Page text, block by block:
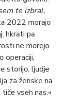
te izbral,
2022 morajo
hkrati pa
ne morejo
operaciji,
storijo, ljudje
za ženske na
vseh nas.«